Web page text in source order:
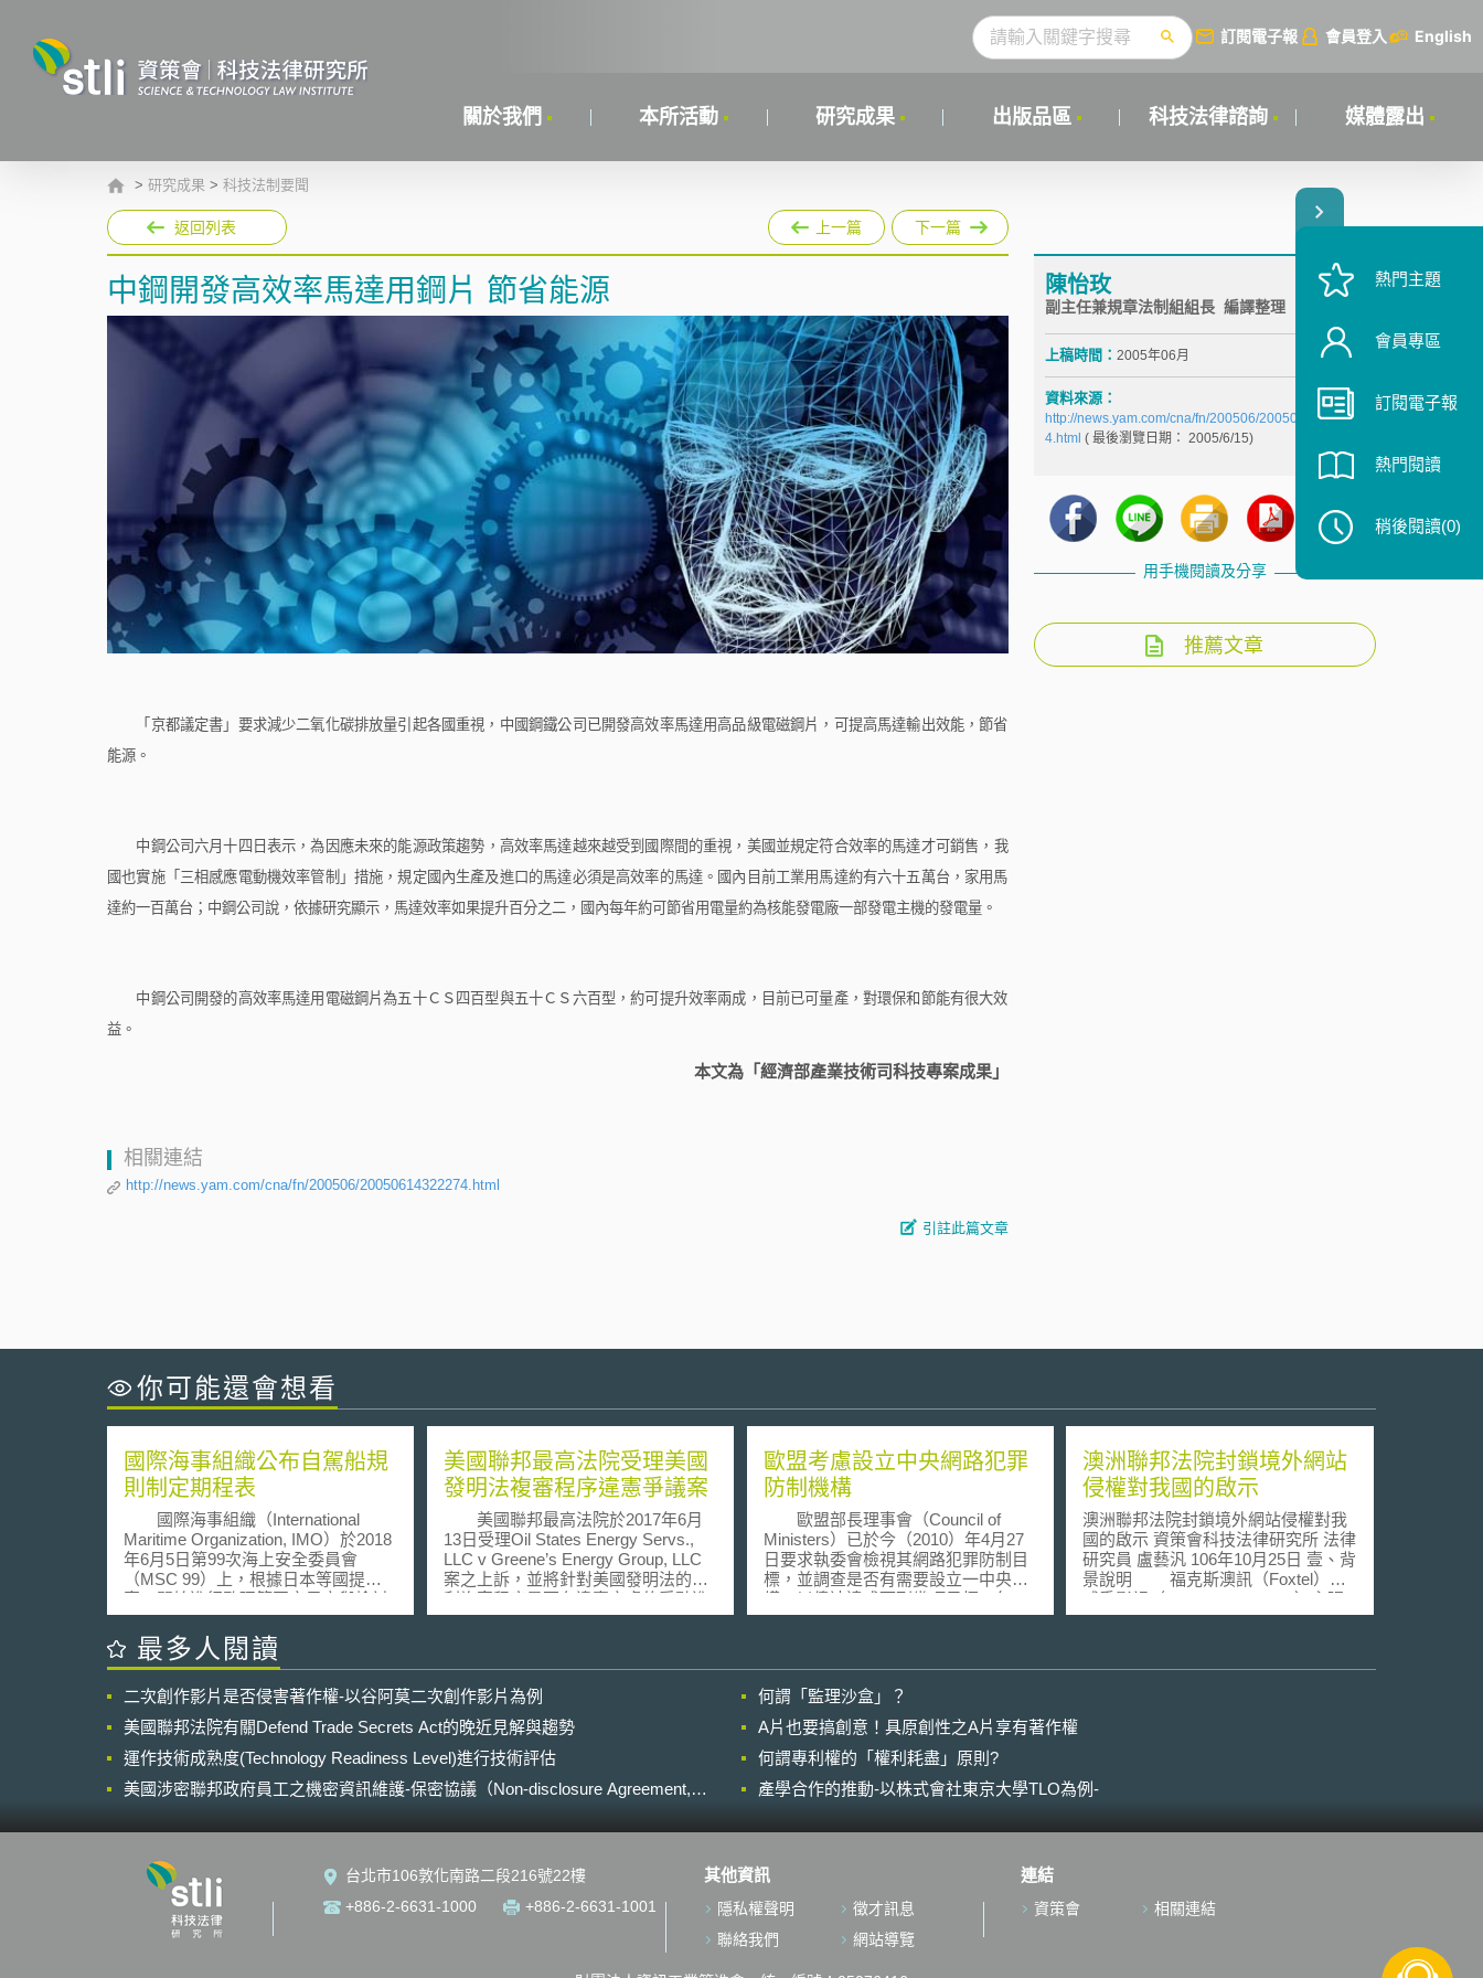
訂閱電子報 會員登入 English
關於我們 本所活動 研究成果 出版品區 科技法律諮詢 媒體露出
> 研究成果 > 科技法制要聞
返回列表 上一篇 下一篇
中鋼開發高效率馬達用鋼片 節省能源
「京都議定書」要求減少二氧化碳排放量引起各國重視，中國鋼鐵公司已開發高效率馬達用高品級電磁鋼片，可提高馬達輸出效能，節省
能源。
中鋼公司六月十四日 表示，為因應未來的能源政策趨勢，高效率馬達越來越受到國際間的重視，美國並規定符合效率的馬達才可銷售，我
國也實施「三相感應電動機效率管制」措施，規定國內生產及進口的馬達必須是高效率的馬達。國內目前工業用馬達約有六十五萬台，家用馬
達約一百萬台；中鋼公司說，依據研究顯示，馬達效率如果提升百分之二，國內每年約可節省用電量約為核能發電廠一部發電主機的發電量。
中鋼公司開發的高效率馬達用電磁鋼片為五十ＣＳ四百型與五十ＣＳ六百型，約可提升效率兩成，目前已可量產，對環保和節能有很大效
益 。
本文為「經濟部產業技術司科技專案成果」
相關連結
http://news.yam.com/cna/fn/200506/20050614322274.html
引註此篇文章
陳怡玫
副主任兼規章法制組組長 編譯整理
上稿時間： 2005年06月
資料來源：
http://news.yam.com/cna/fn/200506/2005061432227
4.html ( 最後瀏覽日期： 2005/6/15)
用手機閱讀及分享
推薦文章
你可能還會想看
國際海事組織公布自駕船規
則制定期程表
國際海事組織（International
Maritime Organization, IMO）於2018
年6月5日第99次海上安全委員會
（MSC 99）上，根據日本等國提
案，開始進行監理範圍之界定與檢討
等相關工作（Regulatory Scoping
Exercise, RSE）。於MSC 99之會議
上，IMO已暫定自駕船之定義與自動
日於英國倫敦召開之MSC 100會議上
進一步確定RSE框架，公布自駕船規
則之制定期程表，具體措施將分為兩
階段實行。第一階段預計在2019年9
月前釐清可能妨礙自駕船航行，或者
有修正和確認必要之IMO規定。第二
102前，檢討為實現自駕船所需修正
及制定之IMO規則。此外，MSC 100
亦批准2018年5月IMO人為因素、訓
練和值班小組委員會（Sub-
Committee on Human element,
Training and Watchkeeping, HTW）提
美國聯邦最高法院受理美國
發明法複審程序違憲爭議案
美國聯邦最高法院於2017年6月
13日受理Oil States Energy Servs.,
LLC v Greene’s Energy Group, LLC
案之上訴，並將針對美國發明法的專
利複審程序是否有違憲之虞的爭點進
行處理。事實上，自從2016年美國聯
審程序可適用最寬廣合理解釋原則
（broadest reasonable interpretation
standard，BRI）後，針對美國專利法
第314條規定美國專利複審程序之最
終裁決結果不可上訴條款，就已經突
顯出可能違憲之問題。加以來自各界
中提交意見書，以促使法院審理美國
美國憲法第3條及修正法案第7條，而
有法律條文賦予行政機關司法權力是
否違憲之議題，也再一次突顯專利複
案件聯邦最高法院將對PTAB的權限以
歐盟考慮設立中央網路犯罪
防制機構
歐盟部長理事會（Council of
Ministers）已於今（2010）年4月27
日要求執委會檢視其網路犯罪防制目
標，並調查是否有需要設立一中央機
構，以儘速達成下列幾項目標，包
括：提高調查人員、檢察官、法官及
部長理事會提議由執委會進行設
立專責機構之可行性調查研究，擬由
該專責機構負責前述目標之達成，亦
須評估並監督預防性與調查性措施之
實行。該調查研究中應特別考量欲設
立專責機構之目的、範圍及可能的經
於位於海牙的歐盟刑警組織
中。考量網路犯罪跨國界之特性，為
使打擊網路犯罪之相關措施更有效，
必須有良好的國際合作及司法執行互
助配合。部長理事會認為藉由專責機
澳洲聯邦法院封鎖境外網站
侵權對我國的啟示
澳洲聯邦法院封鎖境外網站侵權對我
國的啟示 資策會科技法律研究所 法律
研究員 盧藝汎 106年10月25日 壹、背
景說明 福克斯澳訊（Foxtel）及
威秀影視（Village Roadshow）主張
其等為電影所有權人及專屬被授權
境外侵權網站在澳洲以電子方式散布
未經授權之重製物，已侵害電影所有
人符合1997年電信法所稱之「設定服
口之假處分）對相對人提出聲請[1]。
2017年8月18日澳洲聯邦法院由不同
最多人閱讀
二次創作影片是否侵害著作權-以谷阿莫二次創作影片為例
何謂「監理沙盒」？
美國聯邦法院有關Defend Trade Secrets Act的晚近見解與趨勢
A片也要搞創意！具原創性之A片享有著作權
運作技術成熟度(Technology Readiness Level)進行技術評估
何謂專利權的「權利耗盡」原則?
美國涉密聯邦政府員工之機密資訊維護-保密協議（Non-disclosure Agreement,
產學合作的推動-以株式會社東京大學TLO為例-
台北市106敦化南路二段216號22樓
+886-2-6631-1000
+886-2-6631-1001
其他資訊
隱私權聲明
徵才訊息
聯絡我們
網站導覽
連結
資策會 相關連結
熱門主題
會員專區
訂閱電子報
熱門閱讀
稍後閱讀(0)